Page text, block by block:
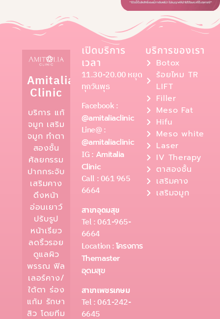
Amitalia
Clinic
บริการ แก้
จมูก เสริม
จมูก ทำตา
สองชั้น
ศัลยกรรม
ปากกระจับ
เสริมคาง
ดึงหน้า
อ่อนเยาว์
ปรับรูป
หน้าเรียว
ลดริ้วรอย
ดูแลผิว
พรรณ ฟิล
เลอร์คาง/
ใต้ตา ร่อง
แก้ม รักษา
สิว โดยทีม
เปิดบริการ
เวลา
11.30-20.00 หยุด
ทุกวันพุธ
Facebook :
@amitaliaclinic
Line@ :
@amitaliaclinic
IG : Amitalia
Clinic
Call : 061 965
6664
สาขาอุดมสุข
Tel : 061-965-
6664
Location :โครงการ
Themaster
อุดมสุข
สาขาเพชรเกษม
Tel : 061-242-
6645
บริการของเรา
Botox
ร้อยไหม TR
LIFT
Filler
Meso Fat
Hifu
Meso white
Laser
IV Therapy
ตาสองชั้น
เสริมคาง
เสริมจมูก